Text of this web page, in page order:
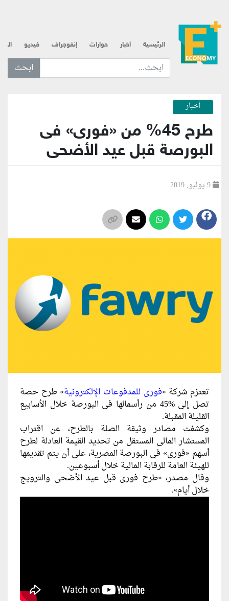
الرئيسية أخبار حوارات إنفوجراف فيديو
ابحث عن... :
أخبار
طرح 45% من «فورى» فى
البورصة قبل عيد الأضحى
تعتزم شركة «فورى للمدفوعات الإلكترونية» طرح حصة
تصل إلى %45 من رأسمالها فى البورصة خلال الأسابيع
القليلة المقبلة.
وكشفت مصادر وثيقة الصلة بالطرح، عن اقتراب
المستشار المالى المستقل من تحديد القيمة العادلة لطرح
أسهم «فورى» فى البورصة المصرية، على أن يتم تقديمها
للهيئة العامة للرقابة المالية خلال أسبوعين.
وقال مصدر، «طرح فورى قبل عيد الأضحى والترويج
خلال أيام».